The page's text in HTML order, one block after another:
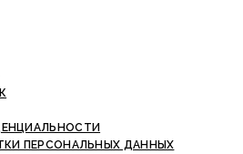
ПЕРСОНАЛЬНЫХ ДАННЫХ